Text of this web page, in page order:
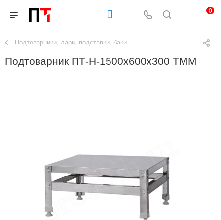
0
Подтоварники, лари, подставки, баки
Подтоварник ПТ-Н-1500х600х300 ТММ